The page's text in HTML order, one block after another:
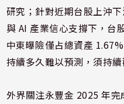
研究；針對近期台股上沖
與 AI 產業信心支撐下，台
中東曝險僅占總資產
持續多久難以預測，須持續
外界關注永豐金 2025 年